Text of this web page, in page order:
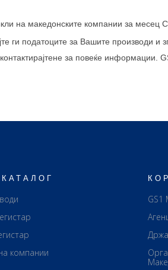
на македонските компании за месец
ги податоците за Вашите производи и
за повеќе информации.
КАТАЛОГ
компании
GS1